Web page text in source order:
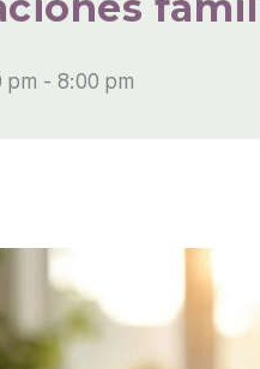
pm - 8:00 pm